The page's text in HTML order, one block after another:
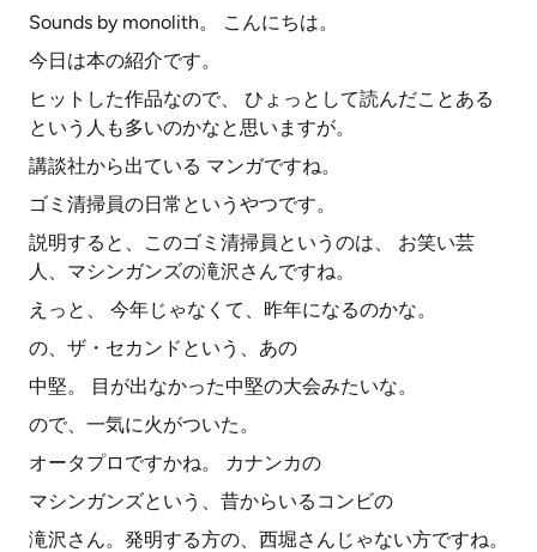
Sounds by monolith。 こんにちは。
今日は本の紹介です。
ヒットした作品なので、 ひょっとして読んだことある
という人も多いのかなと思いますが。
講談社から出ている マンガですね。
ゴミ清掃員の日常というやつです。
説明すると、このゴミ清掃員というのは、 お笑い芸
人、マシンガンズの滝沢さんですね。
えっと、 今年じゃなくて、昨年になるのかな。
の、ザ・セカンドという、あの
中堅。 目が出なかった中堅の大会みたいな。
ので、一気に火がついた。
オータプロですかね。 カナンカの
マシンガンズという、昔からいるコンビの
滝沢さん。発明する方の、西堀さんじゃない方ですね。